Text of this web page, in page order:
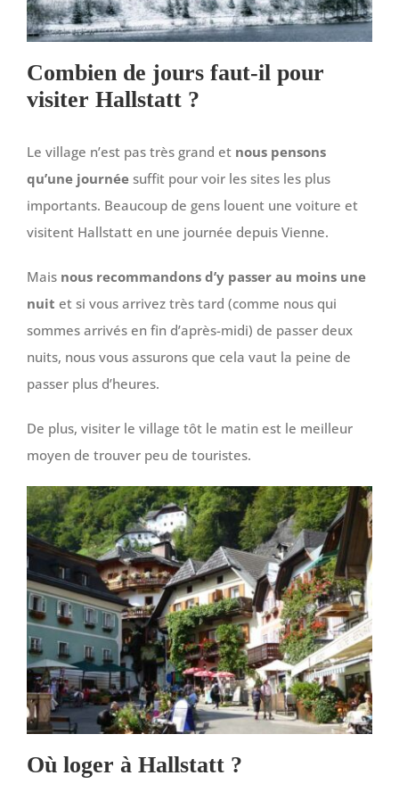
Combien de jours faut-il pour
visiter Hallstatt ?
Le village n’est pas très grand et nous pensons
qu’une journéesuffit pour voir les sites les plus
importants. Beaucoup de gens louent une voiture et
visitent Hallstatt en une journée depuis Vienne.
Mais nous recommandons d’y passer au moins une
nuit et si vous arrivez très tard (comme nous qui
sommes arrivés en fin d’après-midi) de passer deux
nuits, nous vous assurons que cela vaut la peine de
passer plus d’heures.
De plus, visiter le village tôt le matin est le meilleur
moyen de trouver peu de touristes.
Où loger à Hallstatt ?